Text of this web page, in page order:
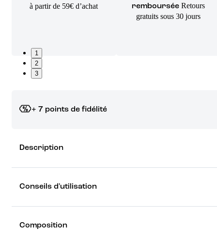
à partir de 59€ d’achat
remboursée Retours
gratuits sous 30 jours
1
2
3
+ 7 points de fidélité
rêver !
Découvrez les récompenses
Description
Conseils d'utilisation
Composition